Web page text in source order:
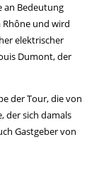
an Bedeutung
und wird
elektrischer
Dumont, der
der Tour, die von
der sich damals
Gastgeber von